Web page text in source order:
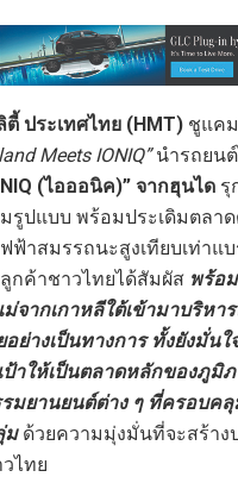
ประเทศไทย (HMT) ชูแค
Meets IONIQ”นำรถยน
(ไอออนิค)” จากฮุนได รุ
มรูปแบบ พร้อมประเดิมตลา
ฟ้าสมรรถนะสูงเทียบเท่าแ
กค้าชาวไทยได้สัมผัส พร้อ
จากเกาหลีใต้เข้ามาบริหา
อย่างเป็นทางการ ทั้งยังมั่น
ป้าให้เป็นตลาดหลักของภูมิ
มยานยนต์ต่าง ๆ ที่ครอบค
มด้วยความมุ่งมั่นที่จะสร้าง
ไทย